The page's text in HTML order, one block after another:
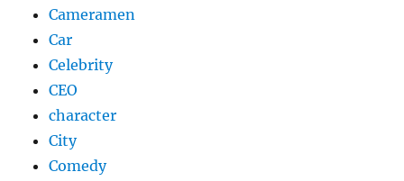
Cameramen
Car
Celebrity
CEO
character
City
Comedy